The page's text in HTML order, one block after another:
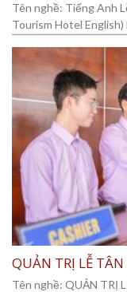
Tên nghề: Tiếng Anh
Tourism Hotel
QUẢN TRỊ LỄ TÂN
Tên nghề: QUẢN TRỊ